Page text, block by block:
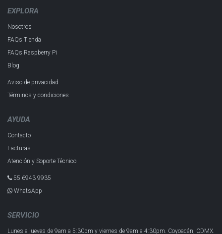
EXPLORA
Nosotros
FAQs Tienda
FAQs Raspberry Pi
Blog
Aviso de privacidad
Términos y condiciones
AYUDA
Contacto
Facturas
Atención y Soporte Técnico
55 6943 993​5
WhatsApp
SERVICIO
Lunes a jueves de 9am a 5:30pm y viernes de 9am a 4:30pm. Coyoacán, CDMX.